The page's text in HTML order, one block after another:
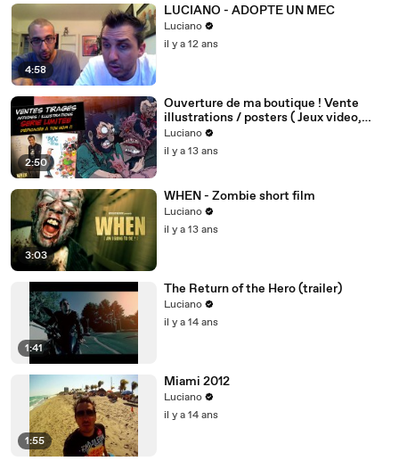
4:58
LUCIANO - ADOPTE UN MEC
Luciano
il y a 12 ans
2:50
Ouverture de ma boutique ! Vente
illustrations / posters ( Jeux video,
Luciano et Nicolin )
Luciano
il y a 13 ans
3:03
WHEN - Zombie short film
Luciano
il y a 13 ans
1:41
The Return of the Hero (trailer)
Luciano
il y a 14 ans
1:55
Miami 2012
Luciano
il y a 14 ans